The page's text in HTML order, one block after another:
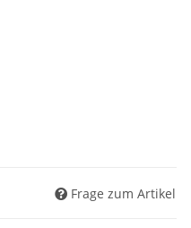
Frage zum Artikel